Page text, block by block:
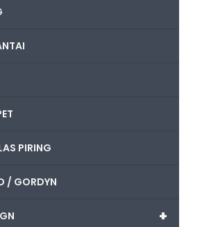
PIRING
/ GORDYN
+